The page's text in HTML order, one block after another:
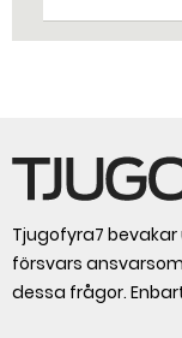
Tjugofyra7
försvars
dessa frågor.